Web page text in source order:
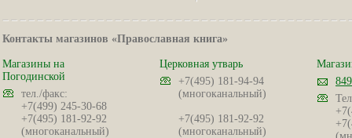
Контакты магазинов «Православная книга»
Магазины на
Погодинской
тел./факс:
+7(499) 245-30-68
+7(495) 181-92-92
(многоканальный)
Церковная утварь
+7(495) 181-94-94
(многоканальный)
+7(495) 181-92-92
(многоканальный)